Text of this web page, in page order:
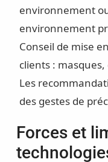
environnement
environnement
Conseil de mise
clients :
Les
des gestes de
Forces et